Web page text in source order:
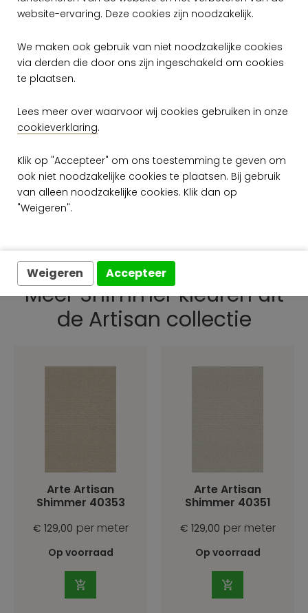
website-ervaring. Deze cookies zijn noodzakelijk.
We maken ook gebruik van niet noodzakelijke cookies
via derden die door ons zijn ingeschakeld om cookies
te plaatsen.
Lees meer over waarvoor wij cookies gebruiken in onze
cookieverklaring.
Klik op "Accepteer" om ons toestemming te geven om
ook niet noodzakelijke cookies te plaatsen. Bij gebruik
van alleen noodzakelijke cookies. Klik dan op
"Weigeren".
Weigeren Accepteer
afwasbaar (natte lijm afdeppen)
Hoe verwijderen: Volledig droog
verwijderbaar
Brandnorm: B-s1, d0 / Class A
Specificaties.pdf
Brand certificaat EU.pdf
Brand certificaat US.pdf
Meer Shimmer kleuren uit
de Artisan collectie
Arte Artisan
Shimmer 40353
€ 129,00 per meter
Op voorraad
Arte Artisan
Shimmer 40351
€ 129,00 per meter
Op voorraad